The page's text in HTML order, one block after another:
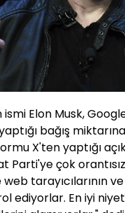
ismi Elon Musk,
bağış
X'ten yaptığı
Parti'ye çok
tarayıcılarının
ediyorlar. En iyi